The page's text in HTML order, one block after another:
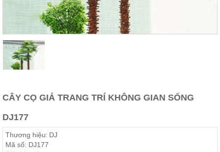
Thất
Phòng
Khách
tủ
rượu,
trà...
Thất
Ngủ
Giường
ngủ, tủ
áo, bàn
CÂY CỌ GIẢ TRANG TRÍ KHÔNG GIAN SỐNG
DJ177
Thương hiệu: DJ
Mã số: DJ177